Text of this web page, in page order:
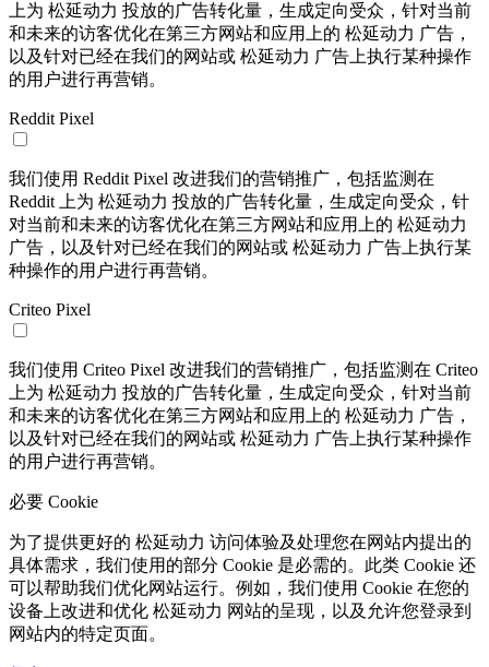
上为 松延动力 投放的广告转化量，生成定向受众，针对当前
和未来的访客优化在第三方网站和应用上的 松延动力 广告，
以及针对已经在我们的网站或 松延动力 广告上执行某种操作
的用户进行再营销。
Reddit Pixel
我们使用 Reddit Pixel 改进我们的营销推广，包括监测在
Reddit 上为 松延动力 投放的广告转化量，生成定向受众，针
对当前和未来的访客优化在第三方网站和应用上的 松延动力
广告，以及针对已经在我们的网站或 松延动力 广告上执行某
种操作的用户进行再营销。
Criteo Pixel
我们使用 Criteo Pixel 改进我们的营销推广，包括监测在 Criteo
上为 松延动力 投放的广告转化量，生成定向受众，针对当前
和未来的访客优化在第三方网站和应用上的 松延动力 广告，
以及针对已经在我们的网站或 松延动力 广告上执行某种操作
的用户进行再营销。
必要 Cookie
为了提供更好的 松延动力 访问体验及处理您在网站内提出的
具体需求，我们使用的部分 Cookie 是必需的。此类 Cookie 还
可以帮助我们优化网站运行。例如，我们使用 Cookie 在您的
设备上改进和优化 松延动力 网站的呈现，以及允许您登录到
网站内的特定页面。